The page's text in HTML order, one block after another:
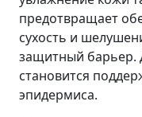
предотвращает
сухость и
защитный
становится
эпидермиса.